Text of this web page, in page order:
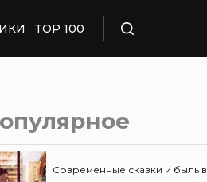
TOP 100
Современные сказки и быль в